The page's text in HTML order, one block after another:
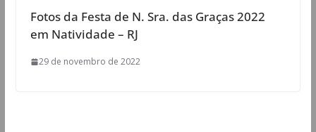
Fotos da Festa de N. Sra. das Graças 2022
em Natividade – RJ
29 de novembro de 2022